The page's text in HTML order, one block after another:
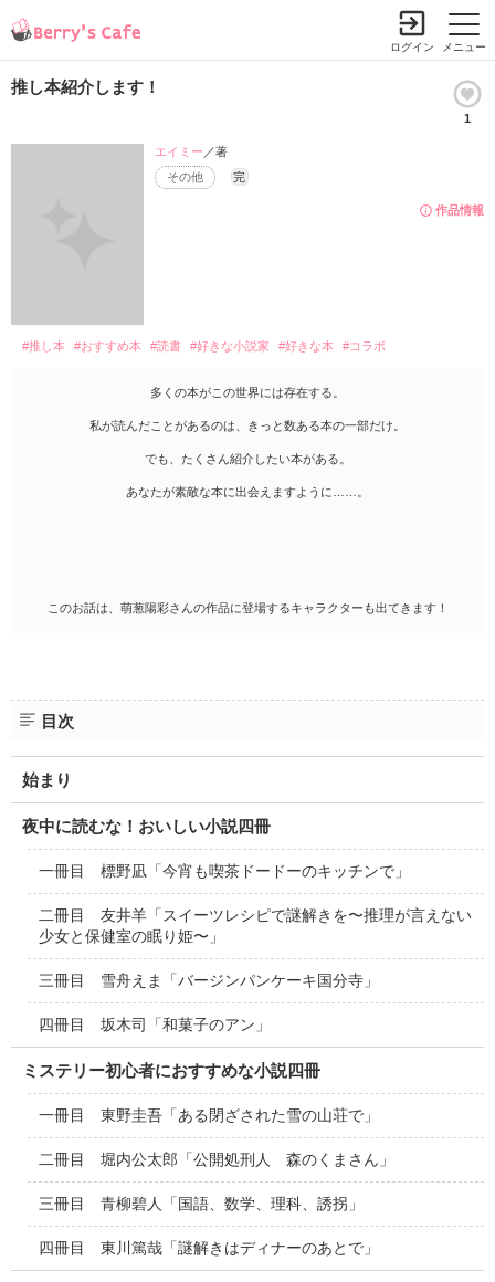
メニュー
ログイン
推し本紹介します！
1
作品情報
その他 完
エイミー ／著
#推し本 #おすすめ本 #読書 #好きな小説家 #好きな本 #コラボ
多くの本がこの世界には存在する。
私が読んだことがあるのは、きっと数ある本の一部だけ。
でも、たくさん紹介したい本がある。
あなたが素敵な本に出会えますように……。
このお話は、萌葱陽彩さんの作品に登場するキャラクターも出てきます！
目次
始まり
夜中に読むな！おいしい小説四冊
一冊目 標野凪「今宵も喫茶ドードーのキッチンで」
二冊目 友井羊「スイーツレシピで謎解きを〜推理が言えない
少女と保健室の眠り姫〜」
三冊目 雪舟えま「バージンパンケーキ国分寺」
四冊目 坂木司「和菓子のアン」
ミステリー初心者におすすめな小説四冊
一冊目 東野圭吾「ある閉ざされた雪の山荘で」
二冊目 堀内公太郎「公開処刑人 森のくまさん」
三冊目 青柳碧人「国語、数学、理科、誘拐」
四冊目 東川篤哉「謎解きはディナーのあとで」